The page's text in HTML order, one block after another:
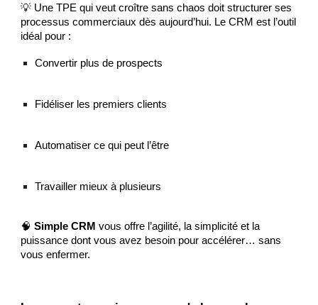
💡 Une TPE qui veut croître sans chaos doit structurer ses
processus commerciaux dès aujourd’hui. Le CRM est l’outil
idéal pour :
Convertir plus de prospects
Fidéliser les premiers clients
Automatiser ce qui peut l’être
Travailler mieux à plusieurs
🧠Simple CRM vous offre l’agilité, la simplicité et la
puissance dont vous avez besoin pour accélérer… sans
vous enfermer.